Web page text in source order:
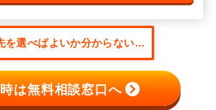
を選べばよいか分からない...
は無料相談窓口へ